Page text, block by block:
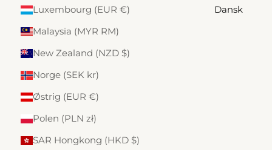
Luxembourg (EUR €)
Malaysia (MYR RM)
New Zealand (NZD $)
Norge (SEK kr)
Østrig (EUR €)
Polen (PLN zł)
SAR Hongkong (HKD $)
Dansk